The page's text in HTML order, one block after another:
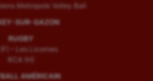
Metropole Volley Ball
SUR-GAZON
RUGBY
(F) – Les Licornes
RCA (H)
AMÉRICAIN